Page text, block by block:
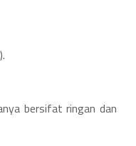
bersifat ringan dan